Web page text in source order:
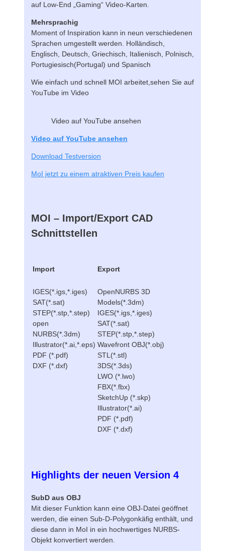
auf Low-End „Gaming“ Video-Karten.
Mehrsprachig
Moment of Inspiration kann in neun verschiedenen
Sprachen umgestellt werden. Holländisch,
Englisch, Deutsch, Griechisch, Italienisch, Polnisch,
Portugiesisch(Portugal) und Spanisch
Wie einfach und schnell MOI arbeitet,sehen Sie auf
YouTube im Video
Video auf YouTube ansehen
Video auf YouTube ansehen
Download Testversion
MoI jetzt zu einem atraktiven Preis kaufen
MOI – Import/Export CAD
Schnittstellen
Import
IGES(*.igs,*.iges)
SAT(*.sat)
STEP(*.stp,*.step)
open
NURBS(*.3dm)
Illustrator(*.ai,*.eps)
PDF (*.pdf)
DXF (*.dxf)
Export
OpenNURBS 3D
Models(*.3dm)
IGES(*.igs,*.iges)
SAT(*.sat)
STEP(*.stp,*.step)
Wavefront OBJ(*.obj)
STL(*.stl)
3DS(*.3ds)
LWO (*.lwo)
FBX(*.fbx)
SketchUp (*.skp)
Illustrator(*.ai)
PDF (*.pdf)
DXF (*.dxf)
Highlights der neuen Version 4
SubD aus OBJ
Mit dieser Funktion kann eine OBJ-Datei geöffnet
werden, die einen Sub-D-Polygonkäfig enthält, und
diese dann in MoI in ein hochwertiges NURBS-
Objekt konvertiert werden.